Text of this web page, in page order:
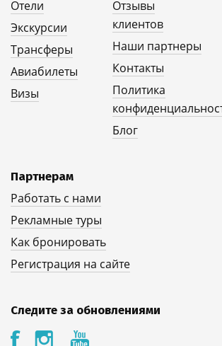
Отели
Экскурсии
Трансферы
Авиабилеты
Визы
Отзывы
клиентов
Наши партнеры
Контакты
Политика
Блог
Партнерам
Работать с нами
Рекламные туры
Как бронировать
Регистрация на сайте
Следите за обновлениями